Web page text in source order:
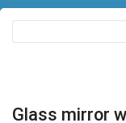
Glass mirror